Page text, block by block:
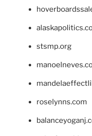
stsmp.org
roselynns.com